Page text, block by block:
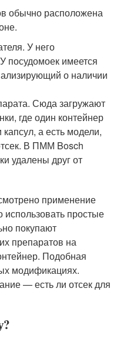
обычно расположена
У него
посудомоек имеется
о наличии
Сюда загружают
где один контейнер
а есть модели,
В ПММ Bosch
удалены друг от
применение
простые
покупают
препаратов на
Подобная
модификациях.
— есть ли отсек для